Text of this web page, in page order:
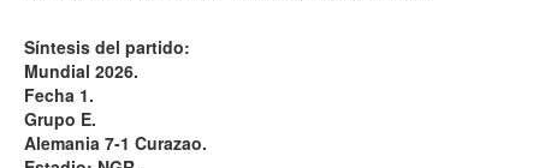
Síntesis del partido:
Mundial 2026.
Fecha 1.
Grupo E.
Alemania 7-1 Curazao.